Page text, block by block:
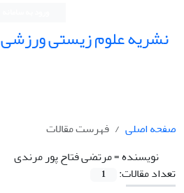
نشریه علوم زیستی ورزشی
صفحه اصلی
فهرست مقالات
نویسنده =مرتضی فتاح پور مرندی
تعداد مقالات:
1